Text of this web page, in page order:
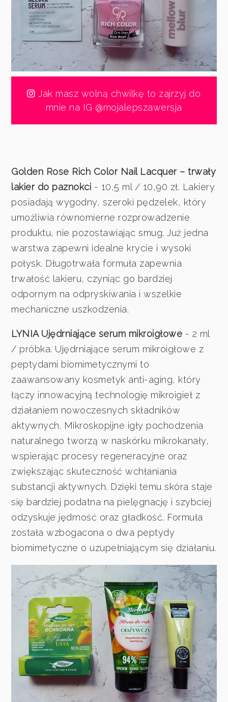
Jak masz wolną chwilkę to zajrzyj do
mnie na IG @mojalepszawersja
Golden Rose Rich Color Nail Lacquer – trwały
lakier do paznokci - 10,5 ml / 10,90 zł. Lakiery
posiadają wygodny, szeroki pędzelek, który
umożliwia równomierne rozprowadzenie
produktu, nie pozostawiając smug. Już jedna
warstwa zapewni idealne krycie i wysoki
połysk. Długotrwała formuła zapewnia
trwałość lakieru, czyniąc go bardziej
odpornym na odpryskiwania i wszelkie
mechaniczne uszkodzenia.
LYNIA Ujędrniające serum mikroigłowe - 2 ml
/ próbka. Ujędrniające serum mikroigłowe z
peptydami biomimetycznymi to
zaawansowany kosmetyk anti-aging, który
łączy innowacyjną technologię mikroigieł z
działaniem nowoczesnych składników
aktywnych. Mikroskopijne igły pochodzenia
naturalnego tworzą w naskórku mikrokanały,
wspierając procesy regeneracyjne oraz
zwiększając skuteczność wchłaniania
substancji aktywnych. Dzięki temu skóra staje
się bardziej podatna na pielęgnację i szybciej
odzyskuje jędrność oraz gładkość. Formuła
została wzbogacona o dwa peptydy
biomimetyczne o uzupełniającym się działaniu.